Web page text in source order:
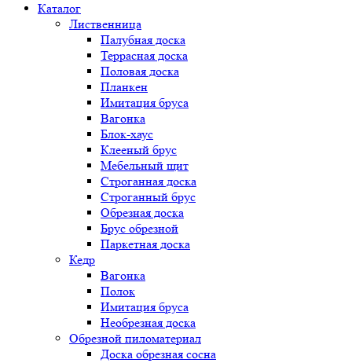
Каталог
Лиственница
Палубная доска
Террасная доска
Половая доска
Планкен
Имитация бруса
Вагонка
Блок-хаус
Клееный брус
Мебельный щит
Строганная доска
Строганный брус
Обрезная доска
Брус обрезной
Паркетная доска
Кедр
Вагонка
Полок
Имитация бруса
Необрезная доска
Обрезной пиломатериал
Доска обрезная сосна